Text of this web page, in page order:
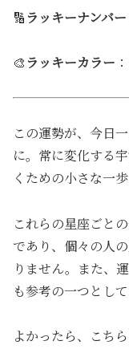
🔢 ラッキーナンバー
🎨 ラッキーカラー
この運勢が、今日
に。常に変化する
くための小さな一
これらの星座ごと
であり、個々の人
りません。また、
も参考の一つとし
よかったら、こち